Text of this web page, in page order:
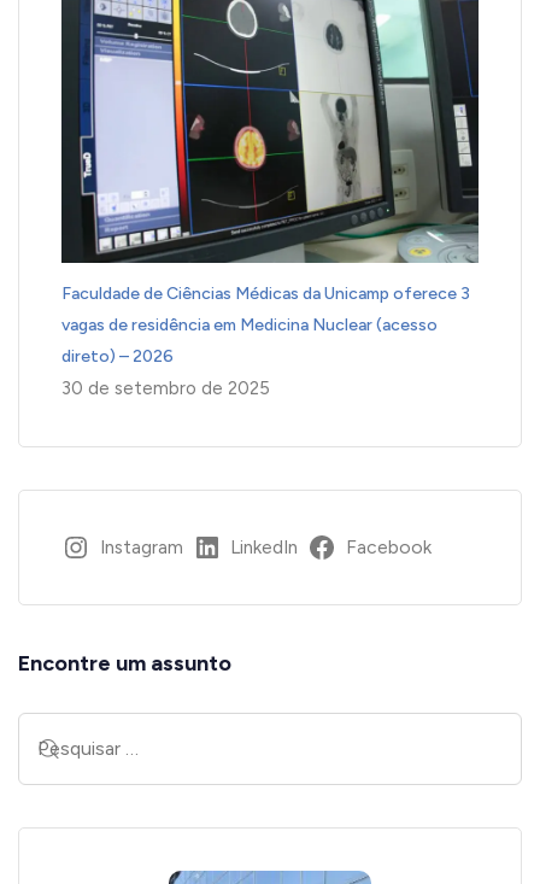
Faculdade de Ciências Médicas da Unicamp oferece 3
vagas de residência em Medicina Nuclear (acesso
direto) – 2026
30 de setembro de 2025
Instagram LinkedIn Facebook
Encontre um assunto